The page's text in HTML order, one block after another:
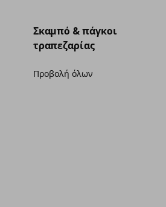
Σκαμπό & πάγκοι
τραπεζαρίας
Προβολή όλων